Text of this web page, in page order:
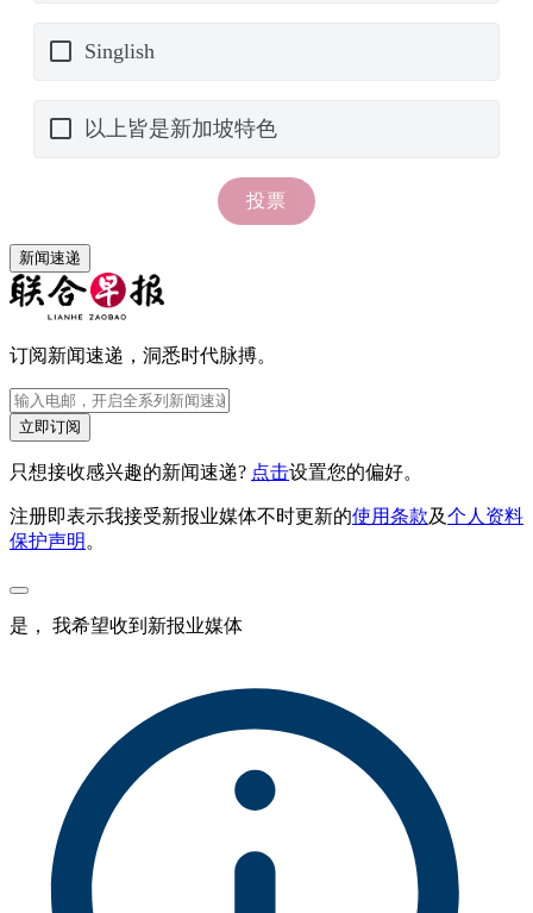
新闻速递
订阅新闻速递，洞悉时代脉搏。
立即订阅
只想接收感兴趣的新闻速递? 点击设置您的偏好。
注册即表示我接受新报业媒体不时更新的使用条款及个人资料
保护声明 。
是， 我希望收到新报业媒体